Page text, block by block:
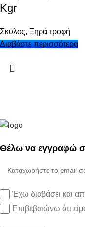
Kgr
Σκύλος, Ξηρά τροφή
Διαβάστε περισσότερα
Θέλω να εγγραφώ
Έχω διαβάσει και
Επιβεβαιώνω ότι